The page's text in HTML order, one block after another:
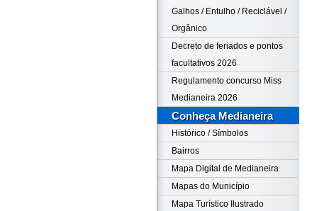
Galhos / Entulho / Reciclável /
Orgânico
Decreto de feriados e pontos
facultativos 2026
Regulamento concurso Miss
Medianeira 2026
Conheça Medianeira
Histórico / Símbolos
Bairros
Mapa Digital de Medianeira
Mapas do Município
Mapa Turístico Ilustrado